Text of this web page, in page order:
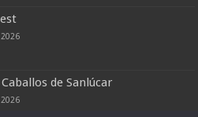
de Sanlúcar